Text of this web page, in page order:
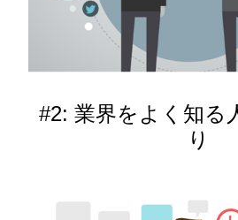
#2: 業界をよく知る
り